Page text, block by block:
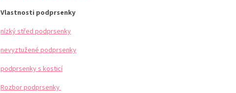
Vlastnosti podprsenky
nízký střed podprsenky
nevyztužené podprsenky
podprsenky s kosticí
Rozbor podprsenky